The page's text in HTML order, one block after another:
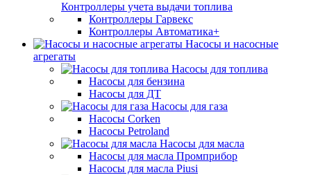
Контроллеры учета выдачи топлива
Контроллеры Гарвекс
Контроллеры Автоматика+
Насосы и насосные
агрегаты
Насосы для топлива
Насосы для бензина
Насосы для ДТ
Насосы для газа
Насосы Corken
Насосы Petroland
Насосы для масла
Насосы для масла Промприбор
Насосы для масла Piusi